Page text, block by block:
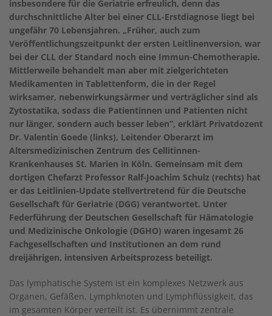
insbesondere für die Geriatrie erfreulich, denn das
durchschnittliche Alter bei einer CLL-Erstdiagnose liegt bei
ungefähr 70 Lebensjahren. „Früher, auch zum
Veröffentlichungszeitpunkt der ersten Leitlinenversion, war
bei der CLL der Standard noch eine Immun-Chemotherapie.
Mittlerweile behandelt man aber mit zielgerichteten
Medikamenten in Tablettenform, die in der Regel
wirksamer, nebenwirkungsärmer und verträglicher sind als
Zytostatika, sodass die Patientinnen und Patienten nicht
nur länger, sondern auch besser leben”, erklärt Privatdozent
Dr. Valentin Goede (links), Leitender Oberarzt im
Altersmedizinischen Zentrum des Cellitinnen-
Krankenhauses St. Marien in Köln. Gemeinsam mit dem
dortigen Chefarzt Professor Ralf-Joachim Schulz (rechts) hat
er das Leitlinien-Update stellvertretend für die Deutsche
Gesellschaft für Geriatrie (DGG) verantwortet. Unter
Federführung der Deutschen Gesellschaft für Hämatologie
und Medizinische Onkologie (DGHO) waren ingesamt 26
Fachgesellschaften und Institutionen an dem rund
dreijährigen, intensiven Arbeitsprozess beteiligt.
Das lymphatische System ist ein komplexes Netzwerk aus
Organen, Gefäßen, Lymphknoten und Lymphflüssigkeit, das
im gesamten Körper verteilt ist. Es übernimmt zentrale